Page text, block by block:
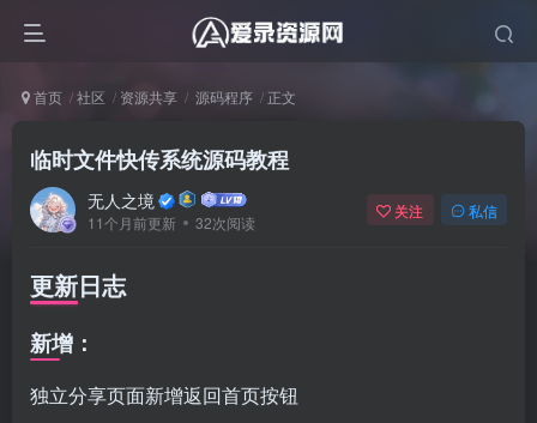
首页 社区 资源共享 源码程序 正文
临时文件快传系统源码教程
无人之境
11个月前更新 32次阅读
关注 私信
更新日志
新增：
独立分享页面新增返回首页按钮